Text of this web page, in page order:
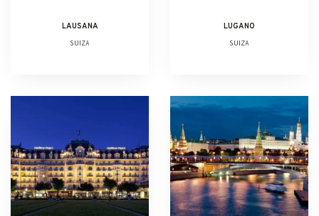
LAUSANA
SUIZA
LUGANO
SUIZA